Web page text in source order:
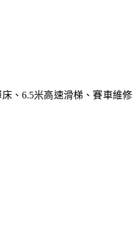
、6.5米高速滑梯、賽車維修